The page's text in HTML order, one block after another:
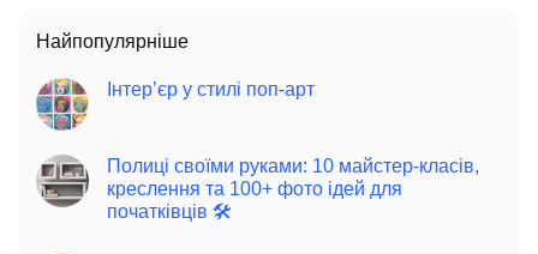
Найпопулярніше
Інтер’єр у стилі поп-арт
Полиці своїми руками: 10 майстер-класів,
креслення та 100+ фото ідей для
початківців 🛠️